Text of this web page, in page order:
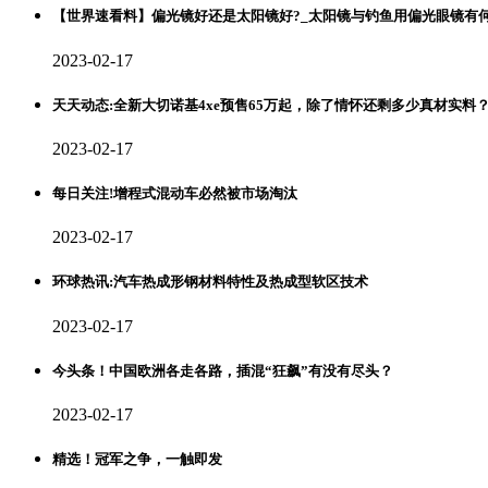
【世界速看料】偏光镜好还是太阳镜好?_太阳镜与钓鱼用偏光眼镜有
2023-02-17
天天动态:全新大切诺基4xe预售65万起，除了情怀还剩多少真材实料？
2023-02-17
每日关注!增程式混动车必然被市场淘汰
2023-02-17
环球热讯:汽车热成形钢材料特性及热成型软区技术
2023-02-17
今头条！中国欧洲各走各路，插混“狂飙”有没有尽头？
2023-02-17
精选！冠军之争，一触即发